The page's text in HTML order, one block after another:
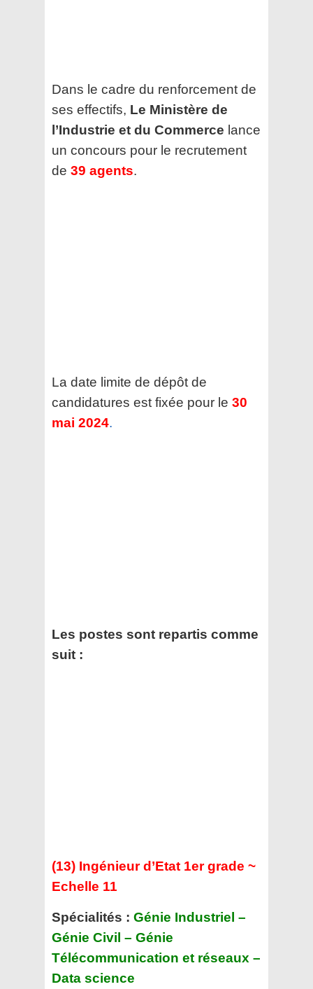
Dans le cadre du renforcement de
ses effectifs, Le Ministère de
l’Industrie et du Commerce lance
un concours pour le recrutement
de 39 agents.
La date limite de dépôt de
candidatures est fixée pour le 30
mai 2024.
Les postes sont repartis comme
suit :
(13) Ingénieur d’Etat 1er grade ~
Echelle 11
Spécialités : Génie Industriel –
Génie Civil – Génie
Télécommunication et réseaux –
Data science